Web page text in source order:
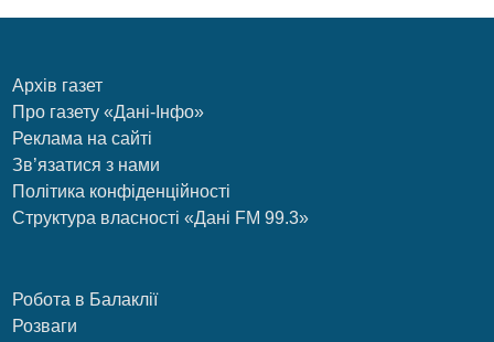
Архів газет
Про газету «Дані-Інфо»
Реклама на сайті
Зв’язатися з нами
Політика конфіденційності
Структура власності «Дані FM 99.3»
Робота в Балаклії
Розваги